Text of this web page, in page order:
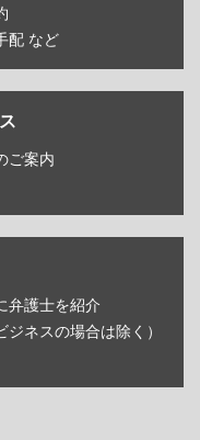
配 など
ご案内
弁護士を紹介
ネスの場合は除く）